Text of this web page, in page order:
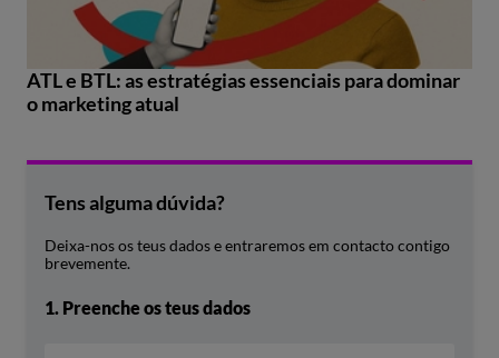
ATL e BTL: as estratégias essenciais para dominar
o marketing atual
Tens alguma dúvida?
Deixa-nos os teus dados e entraremos em contacto contigo
brevemente.
1. Preenche os teus dados